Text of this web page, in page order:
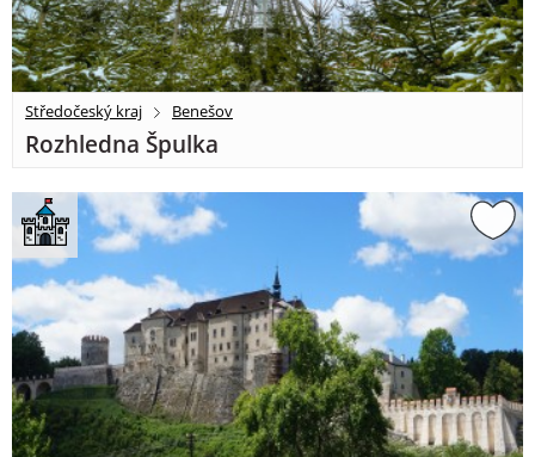
Středočeský kraj Benešov
Rozhledna Špulka